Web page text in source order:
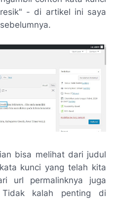
- di artikel ini saya
bisa melihat dari judul
kunci yang telah kita
url permalinknya juga
kalah penting di